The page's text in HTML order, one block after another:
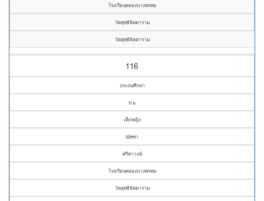
โรงเรียนคลองบางพรหม
วัดสุทธิจิตตาราม
วัดสุทธิจิตตาราม
116
ประถมศึกษา
ป.๖
เด็กหญิง
ณัชชา
ศรีหาวงษ์
โรงเรียนคลองบางพรหม
วัดสุทธิจิตตาราม